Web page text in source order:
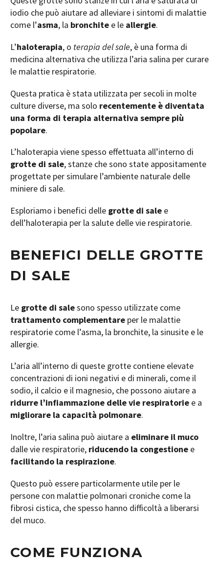
iodio che può aiutare ad alleviare i sintomi di malattie
come l’asma, la bronchite e le allergie.
L’haloterapia, o terapia del sale, è una forma di
medicina alternativa che utilizza l’aria salina per curare
le malattie respiratorie.
Questa pratica è stata utilizzata per secoli in molte
culture diverse, ma solo recentemente è diventata
una forma di terapia alternativa sempre più
popolare.
L’haloterapia viene spesso effettuata all’interno di
grotte di sale, stanze che sono state appositamente
progettate per simulare l’ambiente naturale delle
miniere di sale.
Esploriamo i benefici delle grotte di sale e
dell’haloterapia per la salute delle vie respiratorie.
BENEFICI DELLE GROTTE
DI SALE
Le grotte di salesono spesso utilizzate come
trattamento complementare per le malattie
respiratorie come l’asma, la bronchite, la sinusite e le
allergie.
L’aria all’interno di queste grotte contiene elevate
concentrazioni di ioni negativi e di minerali, come il
sodio, il calcio e il magnesio, che possono aiutare a
ridurre l’infiammazione delle vie respiratorie e a
migliorare la capacità polmonare.
Inoltre, l’aria salina può aiutare a eliminare il muco
dalle vie respiratorie, riducendo la congestione e
facilitando la respirazione.
Questo può essere particolarmente utile per le
persone con malattie polmonari croniche come la
fibrosi cistica, che spesso hanno difficoltà a liberarsi
del muco.
COME FUNZIONA